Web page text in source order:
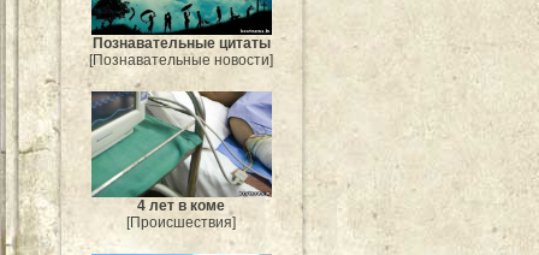
Познавательные цитаты
[Познавательные новости]
4 лет в коме
[Происшествия]